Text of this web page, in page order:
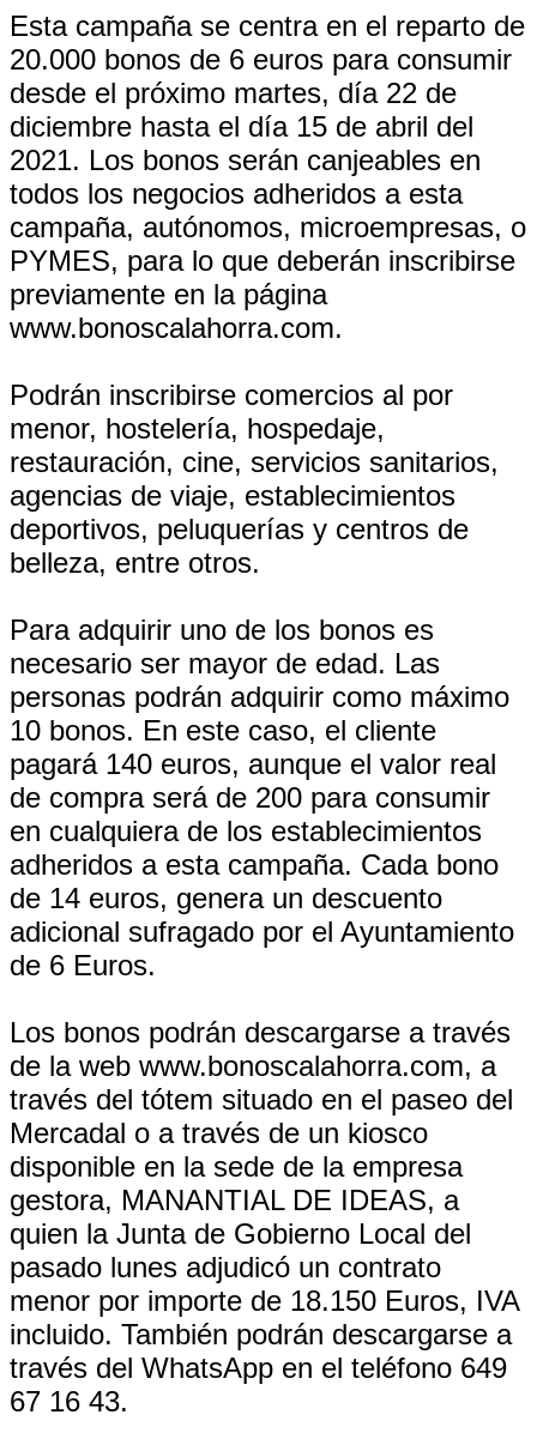
Esta campaña se centra en el reparto de
20.000 bonos de 6 euros para consumir
desde el próximo martes, día 22 de
diciembre hasta el día 15 de abril del
2021. Los bonos serán canjeables en
todos los negocios adheridos a esta
campaña, autónomos, microempresas, o
PYMES, para lo que deberán inscribirse
previamente en la página
www.bonoscalahorra.com.
Podrán inscribirse comercios al por
menor, hostelería, hospedaje,
restauración, cine, servicios sanitarios,
agencias de viaje, establecimientos
deportivos, peluquerías y centros de
belleza, entre otros.
Para adquirir uno de los bonos es
necesario ser mayor de edad. Las
personas podrán adquirir como máximo
10 bonos. En este caso, el cliente
pagará 140 euros, aunque el valor real
de compra será de 200 para consumir
en cualquiera de los establecimientos
adheridos a esta campaña. Cada bono
de 14 euros, genera un descuento
adicional sufragado por el Ayuntamiento
de 6 Euros.
Los bonos podrán descargarse a través
de la web www.bonoscalahorra.com, a
través del tótem situado en el paseo del
Mercadal o a través de un kiosco
disponible en la sede de la empresa
gestora, MANANTIAL DE IDEAS, a
quien la Junta de Gobierno Local del
pasado lunes adjudicó un contrato
menor por importe de 18.150 Euros, IVA
incluido. También podrán descargarse a
través del WhatsApp en el teléfono 649
67 16 43.